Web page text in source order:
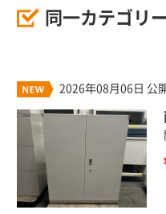
同一カテゴリ
2026年08月06日 公